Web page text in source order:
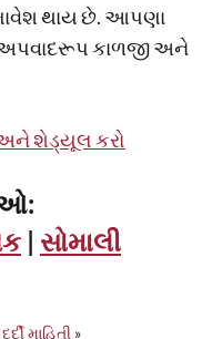
થાય છે. આપણા
કાળજી અને
અને શેડ્યૂલ કરો
| સોમાલી
દર્દી માહિતી »